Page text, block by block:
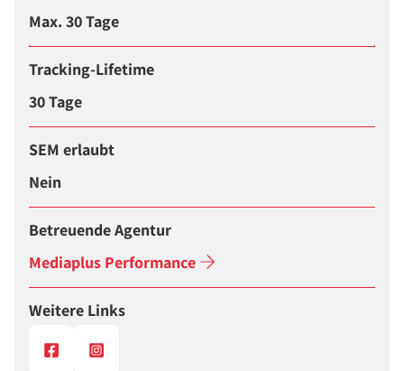
Max. 30 Tage
Tracking-Lifetime
30 Tage
SEM erlaubt
Nein
Betreuende Agentur
Mediaplus Performance
Weitere Links